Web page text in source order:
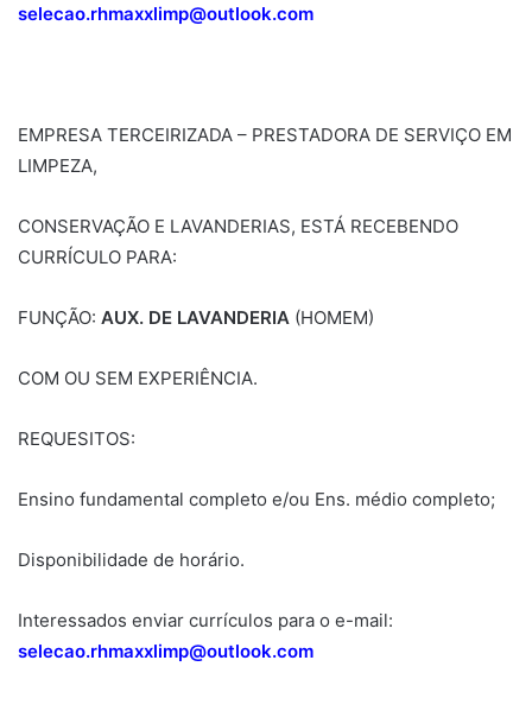
selecao.rhmaxxlimp@outlook.com
EMPRESA TERCEIRIZADA – PRESTADORA DE SERVIÇO EM
LIMPEZA,
CONSERVAÇÃO E LAVANDERIAS, ESTÁ RECEBENDO
CURRÍCULO PARA:
FUNÇÃO: AUX. DE LAVANDERIA (HOMEM)
COM OU SEM EXPERIÊNCIA.
REQUESITOS:
Ensino fundamental completo e/ou Ens. médio completo;
Disponibilidade de horário.
Interessados enviar currículos para o e-mail:
selecao.rhmaxxlimp@outlook.com